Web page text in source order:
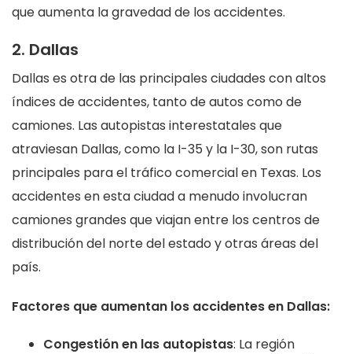
que aumenta la gravedad de los accidentes.
2. Dallas
Dallas es otra de las principales ciudades con altos
índices de accidentes, tanto de autos como de
camiones. Las autopistas interestatales que
atraviesan Dallas, como la I-35 y la I-30, son rutas
principales para el tráfico comercial en Texas. Los
accidentes en esta ciudad a menudo involucran
camiones grandes que viajan entre los centros de
distribución del norte del estado y otras áreas del
país.
Factores que aumentan los accidentes en Dallas:
Congestión en las autopistas: La región